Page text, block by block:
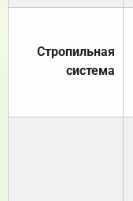
Стропильная
система